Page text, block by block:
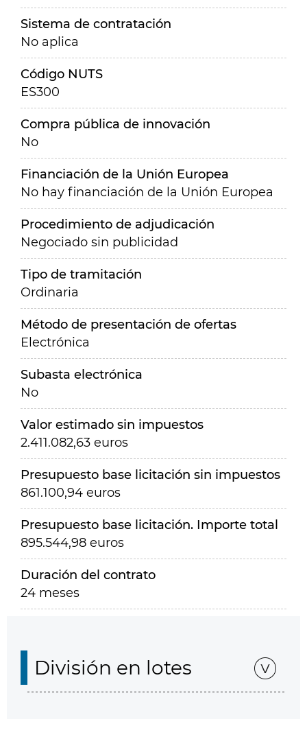
Sistema de contratación
No aplica
Código NUTS
ES300
Compra pública de innovación
No
Financiación de la Unión Europea
No hay financiación de la Unión Europea
Procedimiento de adjudicación
Negociado sin publicidad
Tipo de tramitación
Ordinaria
Método de presentación de ofertas
Electrónica
Subasta electrónica
No
Valor estimado sin impuestos
2.411.082,63 euros
Presupuesto base licitación sin impuestos
861.100,94 euros
Presupuesto base licitación. Importe total
895.544,98 euros
Duración del contrato
24 meses
División en lotes